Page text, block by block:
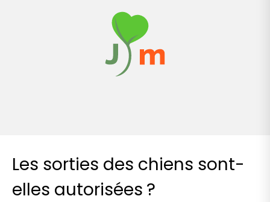
Les sorties des chiens sont-
elles autorisées ?